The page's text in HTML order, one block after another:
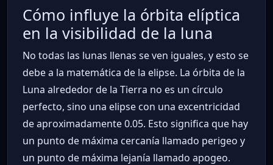
Cómo influye la órbita elíptica
en la visibilidad de la luna
No todas las lunas llenas se ven iguales, y esto se
debe a la matemática de la elipse. La órbita de la
Luna alrededor de la Tierra no es un círculo
perfecto, sino una elipse con una excentricidad
de aproximadamente 0.05. Esto significa que hay
un punto de máxima cercanía llamado perigeo y
un punto de máxima lejanía llamado apogeo.